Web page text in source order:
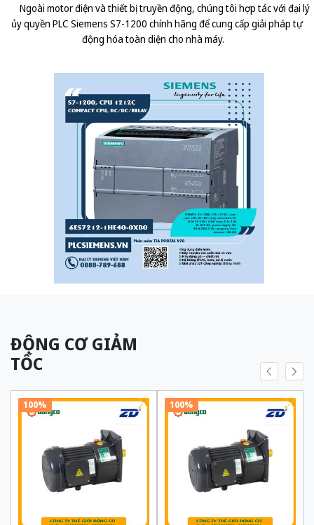
Ngoài motor điện và thiết bị truyền động, chúng tôi hợp tác với đại lý
ủy quyền PLC Siemens S7-1200 chính hãng để cung cấp giải pháp tự
động hóa toàn diện cho nhà máy.
ĐỘNG CƠ GIẢM
TỐC
100% 100%